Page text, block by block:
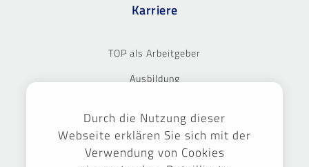
Karriere
TOP als Arbeitgeber
Ausbildung
Stellenbörse
Durch die Nutzung dieser
Webseite erklären Sie sich mit der
Verwendung von Cookies